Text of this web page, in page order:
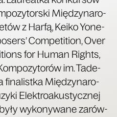
Mię­dzy­na­ro­
z Har­fą, Keiko Yone­
Com­pe­ti­tion, Over
for Human Rights,
im. Tade­
fina­list­ka Mię­dzy­na­ro­
Elek­tro­aku­stycz­nej
wyko­ny­wa­ne zarów­